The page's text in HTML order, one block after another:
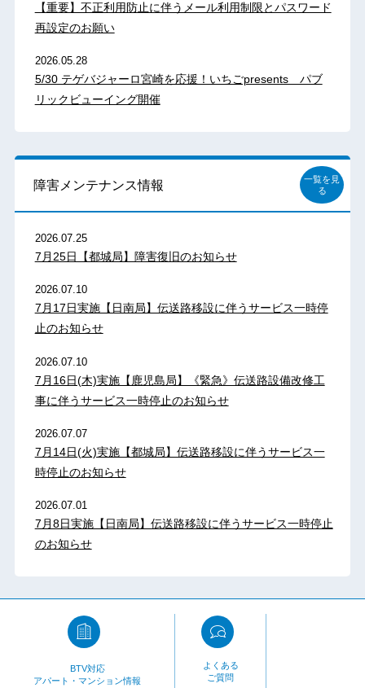
【重要】不正利用防止に伴うメール利用制限とパスワード
再設定のお願い
2026.05.28
5/30 テゲバジャーロ宮崎を応援！いちごpresents パブ
リックビューイング開催
障害メンテナンス情報
一覧を見
る
2026.07.25
7月25日【都城局】障害復旧のお知らせ
2026.07.10
7月17日実施【日南局】伝送路移設に伴うサービス一時停
止のお知らせ
2026.07.10
7月16日(木)実施【鹿児島局】《緊急》伝送路設備改修工
事に伴うサービス一時停止のお知らせ
2026.07.07
7月14日(火)実施【都城局】伝送路移設に伴うサービス一
時停止のお知らせ
2026.07.01
7月8日実施【日南局】伝送路移設に伴うサービス一時停止
のお知らせ
BTV対応
アパート・マンション情報
よくある
ご質問